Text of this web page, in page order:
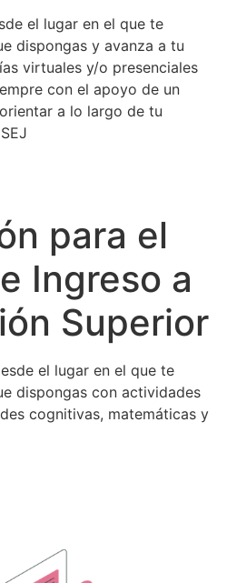
el lugar en el que te
dispongas y avanza a tu
virtuales y/o presenciales
con el apoyo de un
a lo largo de tu
para el
Ingreso a
Superior
el lugar en el que te
dispongas con actividades
cognitivas, matemáticas y